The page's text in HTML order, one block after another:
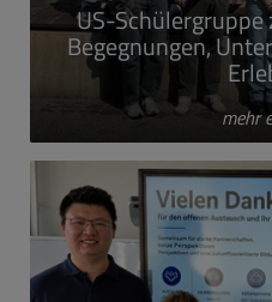
US-Schülergruppe
Begegnungen,
mehr